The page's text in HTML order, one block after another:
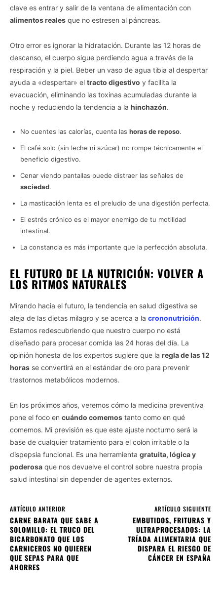
clave es entrar y salir de la ventana de alimentación con
alimentos reales que no estresen al páncreas.
Otro error es ignorar la hidratación. Durante las 12 horas de
descanso, el cuerpo sigue perdiendo agua a través de la
respiración y la piel. Beber un vaso de agua tibia al despertar
ayuda a «despertar» el tracto digestivo y facilita la
evacuación, eliminando las toxinas acumuladas durante la
noche y reduciendo la tendencia a la hinchazón.
No cuentes las calorías, cuenta las horas de reposo.
El café solo (sin leche ni azúcar) no rompe técnicamente el
beneficio digestivo.
Cenar viendo pantallas puede distraer las señales de
saciedad.
La masticación lenta es el preludio de una digestión perfecta.
El estrés crónico es el mayor enemigo de tu motilidad
intestinal.
La constancia es más importante que la perfección absoluta.
EL FUTURO DE LA NUTRICIÓN: VOLVER A
LOS RITMOS NATURALES
Mirando hacia el futuro, la tendencia en salud digestiva se
aleja de las dietas milagro y se acerca a la crononutrición.
Estamos redescubriendo que nuestro cuerpo no está
diseñado para procesar comida las 24 horas del día. La
opinión honesta de los expertos sugiere que la regla de las 12
horas se convertirá en el estándar de oro para prevenir
trastornos metabólicos modernos.
En los próximos años, veremos cómo la medicina preventiva
pone el foco en cuándo comemos tanto como en qué
comemos. Mi previsión es que este ajuste nocturno será la
base de cualquier tratamiento para el colon irritable o la
dispepsia funcional. Es una herramienta gratuita, lógica y
poderosa que nos devuelve el control sobre nuestra propia
salud intestinal sin depender de agentes externos.
ARTÍCULO ANTERIOR
CARNE BARATA QUE SABE A
SOLOMILLO: EL TRUCO DEL
BICARBONATO QUE LOS
CARNICEROS NO QUIEREN
QUE SEPAS PARA QUE
AHORRES
ARTÍCULO SIGUIENTE
EMBUTIDOS, FRITURAS Y
ULTRAPROCESADOS: LA
TRÍADA ALIMENTARIA QUE
DISPARA EL RIESGO DE
CÁNCER EN ESPAÑA